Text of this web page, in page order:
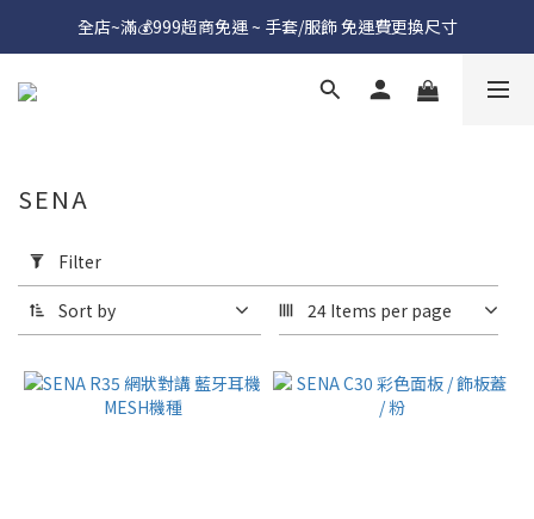
全店~滿💰999超商免運 ~ 手套/服飾 免運費更換尺寸
Filter
(0/20)
Range
SENA
Filter
Sort by 24 Items per page